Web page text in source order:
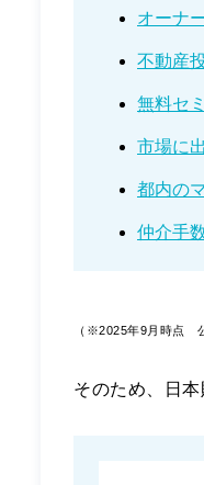
オーナ
不動産
無料セ
市場に
都内の
仲介手
（※2025年9月時点
そのため、日